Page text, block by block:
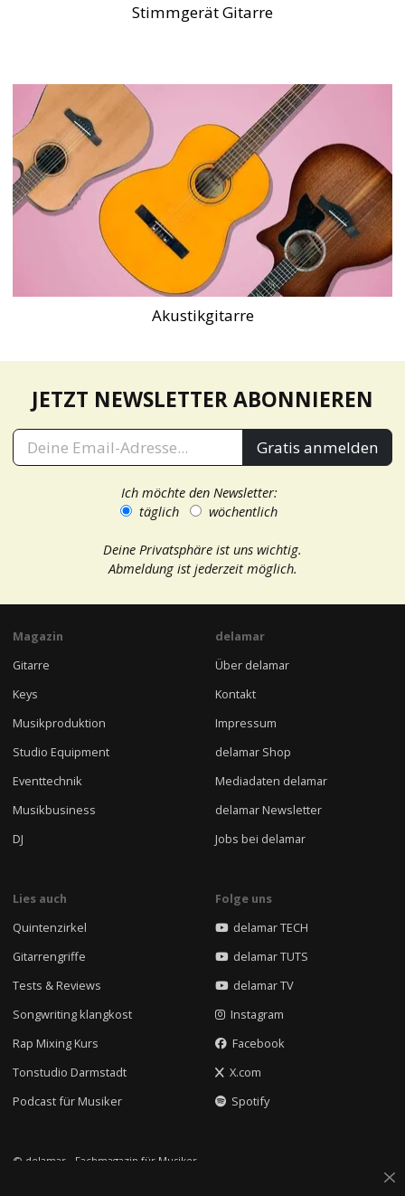
Stimmgerät Gitarre
Akustikgitarre
JETZT NEWSLETTER ABONNIEREN
Gratis anmelden
Ich möchte den Newsletter:
täglich
wöchentlich
Deine Privatsphäre ist uns wichtig.
Abmeldung ist jederzeit möglich.
Magazin
Gitarre
Keys
Musikproduktion
Studio Equipment
Eventtechnik
Musikbusiness
DJ
delamar
Über delamar
Kontakt
Impressum
delamar Shop
Mediadaten delamar
delamar Newsletter
Jobs bei delamar
Lies auch
Quintenzirkel
Gitarrengriffe
Tests & Reviews
Songwriting klangkost
Rap Mixing Kurs
Tonstudio Darmstadt
Podcast für Musiker
Folge uns
delamar TECH
delamar TUTS
delamar TV
Instagram
Facebook
X.com
Spotify
© delamar - Fachmagazin für Musiker